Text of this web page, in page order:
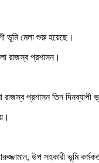
ভূমি মেলা শুরু হয়েছে।
রাজস্ব প্রশাসন।
রাজস্ব প্রশাসন তিন
উপ সহকারী ভূমি